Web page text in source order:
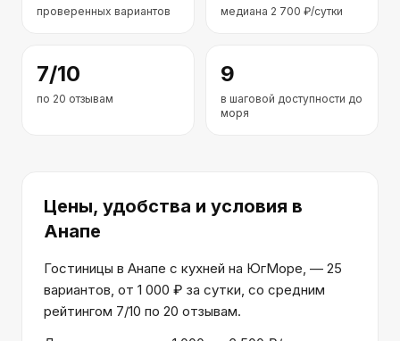
проверенных вариантов медиана 2 700 ₽/сутки
7/10
по 20 отзывам
9
в шаговой доступности до
моря
Цены, удобства и условия в
Анапе
Гостиницы в Анапе с кухней на ЮгМоре, — 25
вариантов, от 1 000 ₽ за сутки, со средним
рейтингом 7/10 по 20 отзывам.